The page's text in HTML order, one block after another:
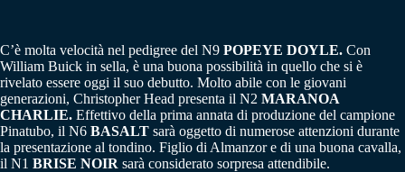
C’è molta velocità nel pedigree del N9 POPEYE DOYLE. Con
William Buick in sella, è una buona possibilità in quello che si è
rivelato essere oggi il suo debutto. Molto abile con le giovani
generazioni, Christopher Head presenta il N2 MARANOA
CHARLIE. Effettivo della prima annata di produzione del campione
Pinatubo, il N6 BASALT sarà oggetto di numerose attenzioni durante
la presentazione al tondino. Figlio di Almanzor e di una buona cavalla,
il N1 BRISE NOIR sarà considerato sorpresa attendibile.